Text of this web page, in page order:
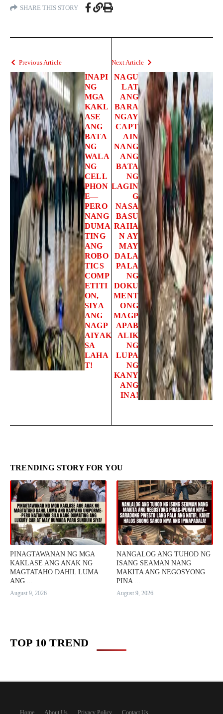
SHARE THIS STORY
Previous Article
INAPI
NG
MGA
KAKL
ASE
ANG
BATA
NG
WALA
NG
CELL
PHON
E—
PERO
NANG
DUMA
TING
ANG
ROBO
TICS
COMP
ETITI
ON,
SIYA
ANG
NAGP
AIYAK
SA
LAHA
T!
Next Article
NAGU
LAT
ANG
BARA
NGAY
CAPT
AIN
NANG
ANG
BATA
NG
LAGIN
G
NASA
BASU
RAHA
N AY
MAY
DALA
PALA
NG
DOKU
MENT
ONG
MAGP
APAB
ALIK
NG
LUPA
NG
KANY
ANG
INA!
TRENDING STORY FOR YOU
PINAGTAWANAN NG MGA
KAKLASE ANG ANAK NG
MAGTATAHO DAHIL LUMA
ANG ...
August 9, 2026
NANGALOG ANG TUHOD NG
ISANG SEAMAN NANG
MAKITA ANG NEGOSYONG
PINA ...
August 9, 2026
TOP 10 TREND
Home About Us Privacy Policy Contact Us